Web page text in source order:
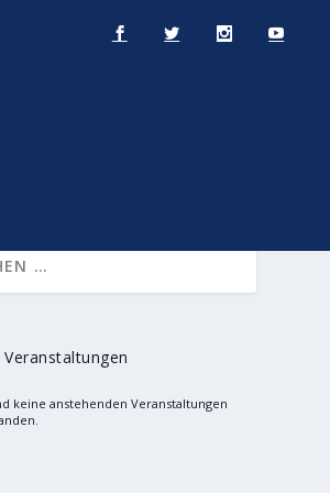
keine anstehenden Veranstaltungen